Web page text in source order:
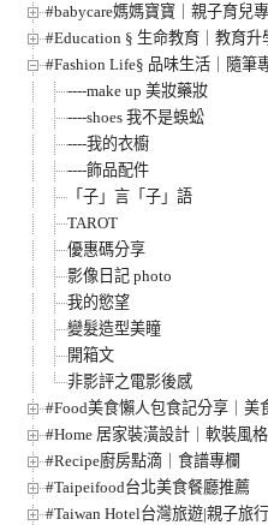
#babycare媽媽寶寶｜親子育兒
#Education § 生命教育｜教育升
#Fashion Life§ 品味生活｜隨筆
----make up 美妝藥妝
----shoes 我不是蜈蚣
----我的衣櫥
----飾品配件
「子」言「子」語
TAROT
優惠碼分享
影像日記 photo
我的慾望
變髮造型美瞳
開箱文
非影評之電影後感
#Food美食懶人包食記分享｜美
#Home 居家裝潢設計｜軟裝風
#Recipe廚房點滴｜食譜專欄
#Taipeifood台北美食餐廳推薦
#Taiwan Hotel台灣旅遊|親子旅